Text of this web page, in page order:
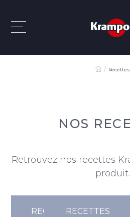
Recettes
NOS
Retrouvez nos recettes
produit.
RECETTESRECETTES